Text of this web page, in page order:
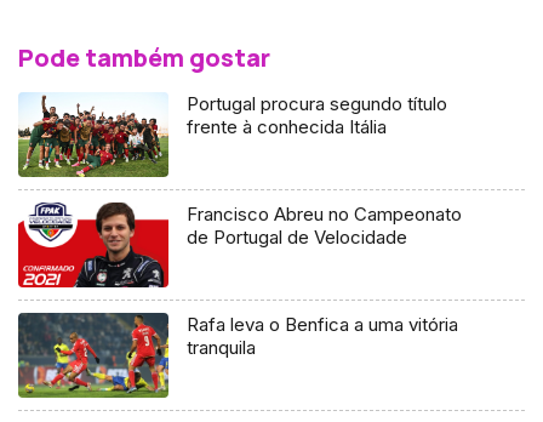
Pode também gostar
Portugal procura segundo título
frente à conhecida Itália
Francisco Abreu no Campeonato
de Portugal de Velocidade
Rafa leva o Benfica a uma vitória
tranquila